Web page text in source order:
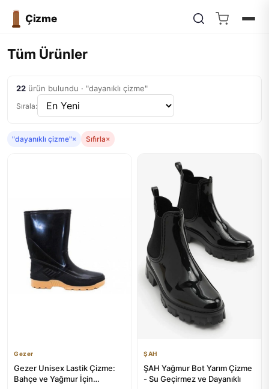
Çizme
Tüm Ürünler
22 ürün bulundu · "dayanıklı çizme"
Sırala:
"dayanıklı çizme"× Sıfırla×
Gezer
Gezer Unisex Lastik Çizme:
Bahçe ve Yağmur İçin
ŞAH
ŞAH Yağmur Bot Yarım Çizme
- Su Geçirmez ve Dayanıklı